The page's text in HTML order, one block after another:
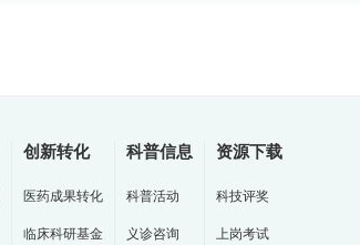
创新转化
医药成果转化
临床科研基金
科普信息
科普活动
义诊咨询
资源下载
科技评奖
上岗考试